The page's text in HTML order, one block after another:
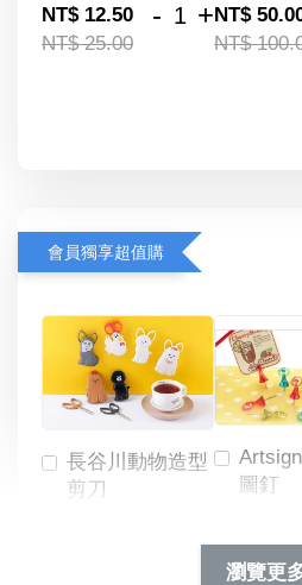
NT$ 12.50
NT$ 25.00
- +NT$
NT$
會員獨享超值購
長谷川動物造型
剪刀
圖釘
NT$
瀏覽更